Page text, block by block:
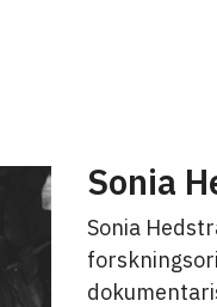
Sonia
Sonia